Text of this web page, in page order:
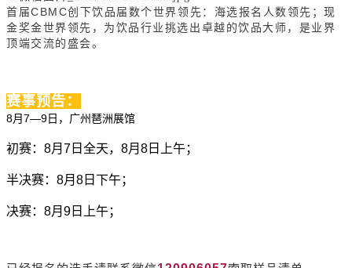
首届CBMC创下饮品届数个世界领先：海选报名人数领先；现
金奖金世界领先，为饮品行业挑选出卓越的饮品大师，是业界
顶端交流的盛会。
赛事预告：
8月 7—9 日，广州琶洲展馆
初赛： 8月 7 日全天， 8月 8 日上午；
半决赛： 8月 8 日下午；
决赛： 8月 9 日上午；